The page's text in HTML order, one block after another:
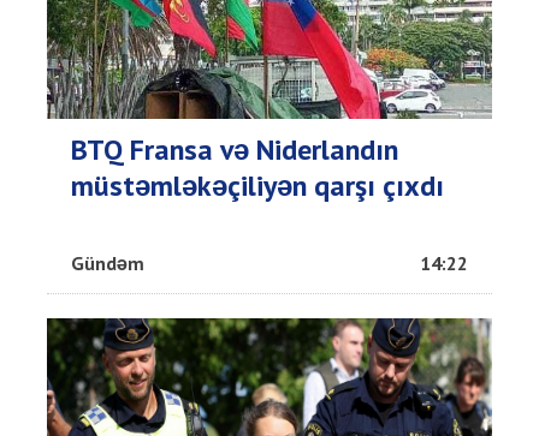
BTQ Fransa və Niderlandın
müstəmləkəçiliyən qarşı çıxdı
Gündəm 14:22